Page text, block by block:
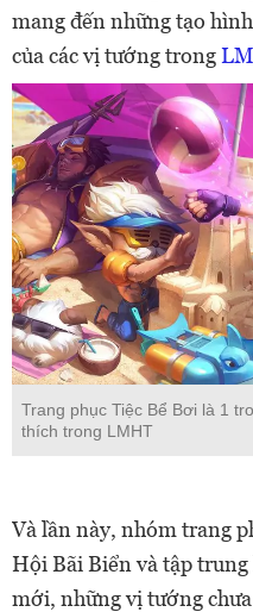
mang đến những tạo
của các vị tướng trong
Trang phục Tiệc Bể Bơi là 1
thích trong LMHT
Và lần này, nhóm trang
Hội Bãi Biển và tập
mới, những vị tướng